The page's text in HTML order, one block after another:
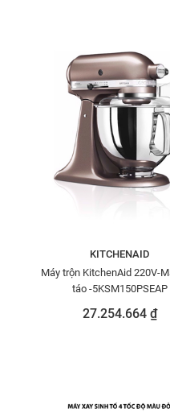
KITCHENAID
Máy trộn KitchenAid 220V-
táo -5KSM150PSEAP
27.254.664 ₫